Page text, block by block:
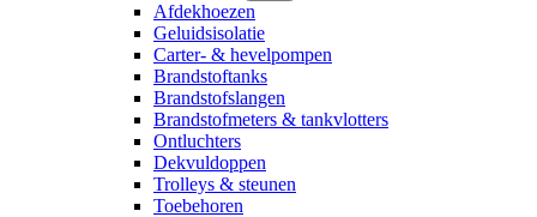
Afdekhoezen
Geluidsisolatie
Carter- & hevelpompen
Brandstoftanks
Brandstofslangen
Brandstofmeters & tankvlotters
Ontluchters
Dekvuldoppen
Trolleys & steunen
Toebehoren